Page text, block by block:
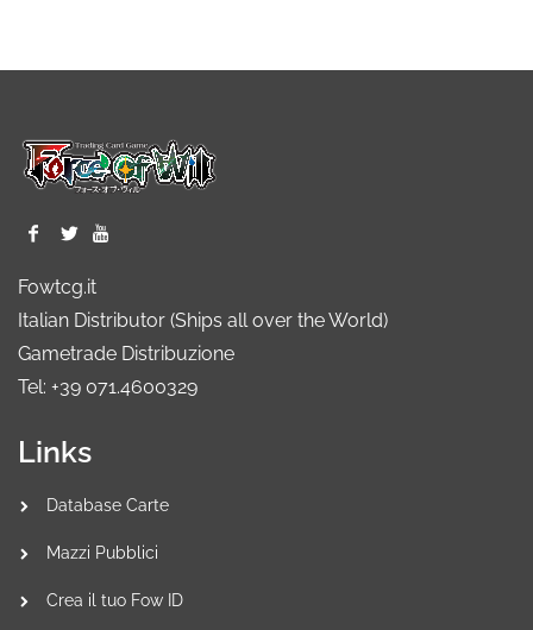
Fowtcg.it
Italian Distributor (Ships all over the World)
Gametrade Distribuzione
Tel: +39 071.4600329
Links
Database Carte
Mazzi Pubblici
Crea il tuo Fow ID